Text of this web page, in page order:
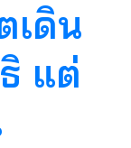
เดิน
แต่